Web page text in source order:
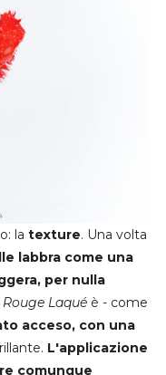
la texture. Una volta
labbra come una
per nulla
Rouge Laqué è - come
acceso, con una
L'applicazione
comunque